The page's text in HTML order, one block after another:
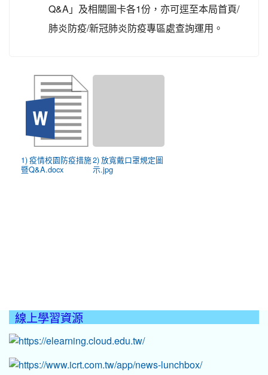
Q&A」及相關圖卡各1份，亦可逕至本局首頁/
肺炎防疫/新冠肺炎防疫專區處查詢運用。
1) 疫情校園防疫措施
暨Q&A.docx
2) 放寬戴口罩規定圖
示.jpg
線上學習資源